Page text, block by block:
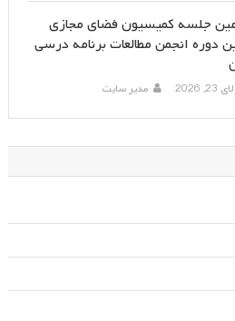
جلسه کمیسیون فضای مجازی
دوره انجمن مطالعات برنامه درسی
2026 مدیر سایت